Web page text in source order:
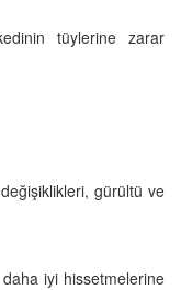
tüylerine zarar
değişiklikleri, gürültü ve
iyi hissetmelerine